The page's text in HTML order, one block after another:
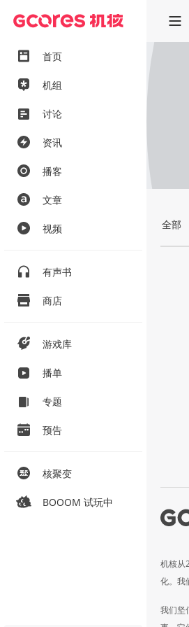
首页
机组
讨论
资讯
播客
文章
视频
有声书
商店
游戏库
播单
专题
预告
核聚变
BOOOM 试玩中
全部
机核从
化。我
我们坚